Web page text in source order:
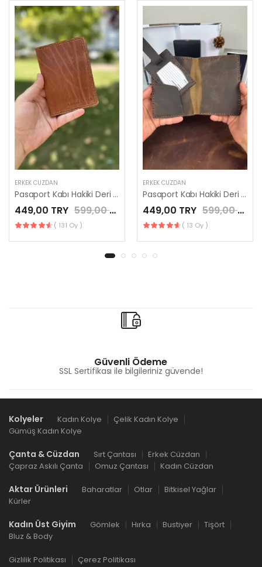
ERKEK CÜZDAN
Pasaport Kabı Hakiki Deri ve Valiz Etiketi Taba Renk
449,00 TRY 599,00 TRY
( 131 Oy )
ERKEK CÜZDAN
Pasaport Kabı Hakiki Deri ve Valiz Etiketi Kahve Renk
449,00 TRY 599,00 TRY
( 13 Oy )
Güvenli Ödeme
SSL Sertifikası ile bilgileriniz güvende!
Kolyeler Kadın Kolye
Çelik Kadın Kolye
Gümüş Kadın Kolye
Çanta & Cüzdan Sırt Çantası
Erkek Cüzdan
Çapraz Askılı Çanta
Omuz Çantası Kadın Cüzdan
Aktar Ürünleri Baharatlar Otlar
Bitkisel Yağlar
Kürler
Kadın Üst Giyim Gömlek Hırka Bustiyer
Tişört
Bluz & Body
Gizlilik Politikası Çerez Politikası